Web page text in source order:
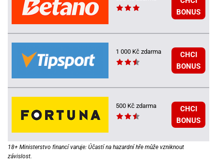
BONUS
1 000 Kč zdarma
CHCI
BONUS
500 Kč zdarma
CHCI
BONUS
18+ Ministerstvo financí varuje: Účastí na hazardní hře může vzniknout
závislost.